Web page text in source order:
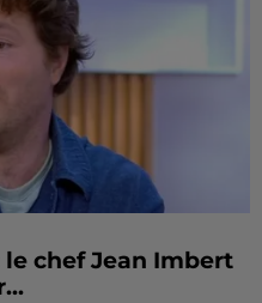
chef Jean Imbert